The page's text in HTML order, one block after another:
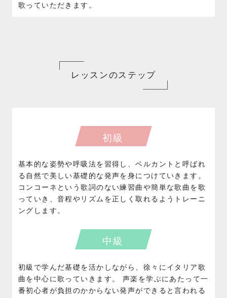
歌っていただきます。
レッスンのステップ
初級
基本的な姿勢や呼吸法を習得し、ベルカントと呼ばれ
る自然で美しい基礎的な発声を身につけていきます。
コンコーネという歌詞のない練習曲や簡単な歌曲を歌
っていき、音程やリズムを正しく取れるようトレーニ
ングします。
中級
初級で学んだ基礎を活かしながら、徐々にイタリア歌
曲を中心に歌っていきます。 声楽を学ぶにあたって一
番初心者が負担のかからない発声ができると言われる